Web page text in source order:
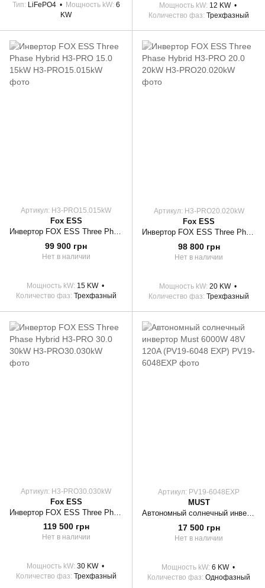
Тип LiFePO4 Мощность kW 6
KW
Мощность kW 12 KW
Количество фаз Трехфазный
Артикул: H3-PRO15.015kW
Fox ESS
Инвертор FOX ESS Three Phase Hybrid H3-PRO 15.0 15kW
99 900 грн
Нет в наличии
Мощность kW 15 KW
Количество фаз Трехфазный
Артикул: H3-PRO20.020kW
Fox ESS
Инвертор FOX ESS Three Phase Hybrid H3-PRO 20.0 20kW
98 800 грн
Нет в наличии
Мощность kW 20 KW
Количество фаз Трехфазный
Артикул: H3-PRO30.030kW
Fox ESS
119 500 грн
Нет в наличии
Мощность kW 30 KW
Количество фаз Трехфазный
Артикул: PV19-6048EXP
MUST
17 500 грн
Нет в наличии
Мощность kW 6 KW
Количество фаз Однофазный